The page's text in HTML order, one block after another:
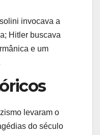
invocava a
Hitler buscava
e um
levaram o
do século